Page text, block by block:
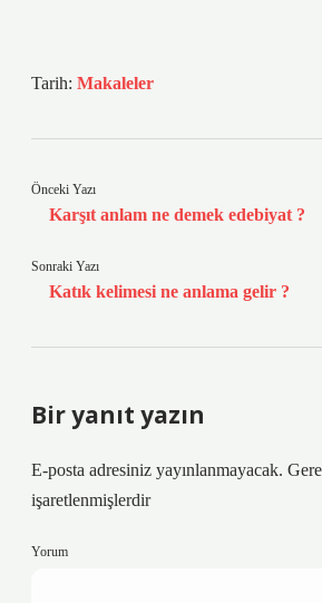
Tarih: Makaleler
Önceki Yazı
Karşıt anlam ne demek edebiyat ?
Sonraki Yazı
Katık kelimesi ne anlama gelir ?
Bir yanıt yazın
E-posta adresiniz yayınlanmayacak.
işaretlenmişlerdir
Yorum